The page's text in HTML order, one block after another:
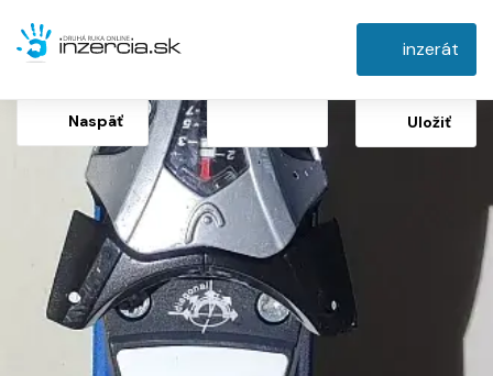
inzerát
Naspäť Uložiť